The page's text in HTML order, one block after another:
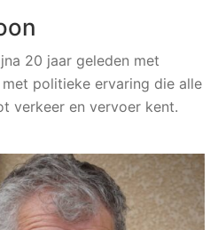
20 jaar geleden met
met politieke ervaring die alle
verkeer en vervoer kent.